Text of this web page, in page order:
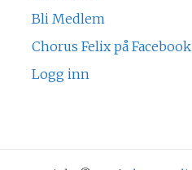
Bli Medlem
Chorus Felix på Facebook
Logg inn